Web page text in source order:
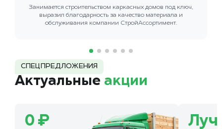
Занимается строительством каркасных домов под ключ,
выразил благодарность за качество материала и
обслуживания компании СтройАссортимент.
СПЕЦПРЕДЛОЖЕНИЯ
Актуальные акции
0 ₽